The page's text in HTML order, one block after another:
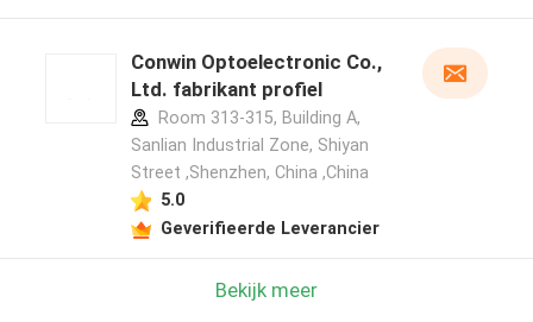
Conwin Optoelectronic Co.,
Ltd. fabrikant profiel
Room 313-315, Building A,
Sanlian Industrial Zone, Shiyan
Street ,Shenzhen, China ,China
5.0
Geverifieerde Leverancier
Bekijk meer